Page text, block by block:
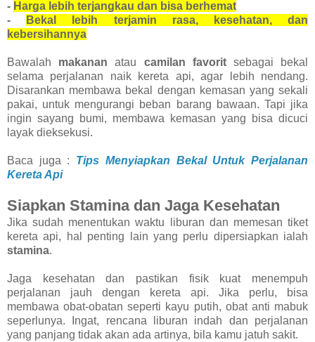
- Harga lebih terjangkau dan bisa berhemat
-
Bekal lebih terjamin rasa, kesehatan, dan
kebersihannya
Bawalah makanan atau camilan favoritsebagai bekal
selama perjalanan naik kereta api, agar lebih nendang.
Disarankan membawa bekal dengan kemasan yang sekali
pakai, untuk mengurangi beban barang bawaan. Tapi jika
ingin sayang bumi, membawa kemasan yang bisa dicuci
layak dieksekusi.
Baca juga : Tips Menyiapkan Bekal Untuk Perjalanan
Kereta Api
Siapkan Stamina dan Jaga Kesehatan
Jika sudah menentukan waktu liburan dan memesan tiket
kereta api, hal penting lain yang perlu dipersiapkan ialah
stamina.
Jaga kesehatan dan pastikan fisik kuat menempuh
perjalanan jauh dengan kereta api. Jika perlu, bisa
membawa obat-obatan seperti kayu putih, obat anti mabuk
seperlunya.
Ingat, rencana liburan indah dan perjalanan
yang panjang tidak akan ada artinya, bila kamu jatuh sakit.